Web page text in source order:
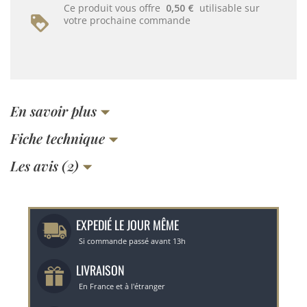
Ce produit vous offre 0,50 € utilisable sur
votre prochaine commande
En savoir plus
Fiche technique
Les avis (2)
EXPEDIÉ LE JOUR MÊME
Si commande passé avant 13h
LIVRAISON
En France et à l'étranger